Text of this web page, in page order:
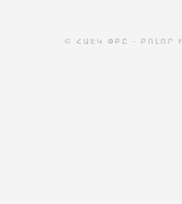
© ՀԱԷԿ ՓԲԸ - ԲՈԼՈՐ